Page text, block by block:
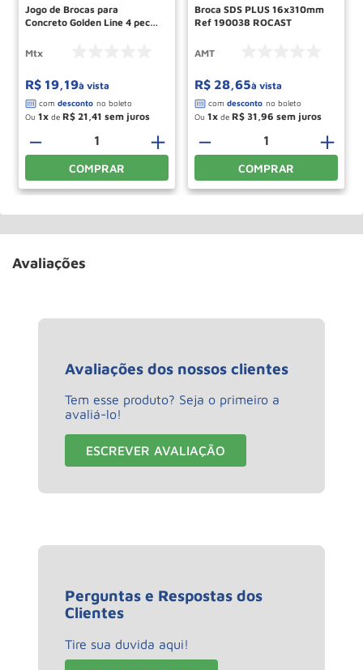
Jogo de Brocas para
Concreto Golden Line 4 pecas
Mtx
R$ 19,19à vista
Ou 1 de R$ 21,41
＋
－
COMPRAR
Broca SDS PLUS 16x310mm
Ref 190038 ROCAST
AMT
R$ 28,65à vista
Ou 1 de R$ 31,96
＋
－
COMPRAR
Avaliações
Avaliações dos nossos clientes
Tem esse produto? Seja o primeiro a
avaliá-lo!
ESCREVER AVALIAÇÃO
Perguntas e Respostas dos
Clientes
Tire sua duvida aqui!